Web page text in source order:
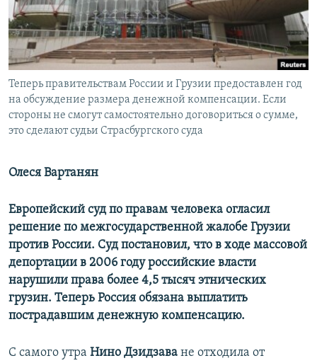
ПОБЕДИТЕЛЕЙ НЕ СУДЯТ?
КРЫМ.НЕПОКОРЕННЫЙ
ELIFBE
УКРАИНСКАЯ ПРОБЛЕМА КРЫМА
ПРИСОЕДИНЯЙТЕСЬ!
Все сайты RFE/RL
Теперь правительствам России и Грузии предоставлен год
на обсуждение размера денежной компенсации. Если
стороны не смогут самостоятельно договориться о сумме,
это сделают судьи Страсбургского суда
Олеся Вартанян
Европейский суд по правам человека огласил
решение по межгосударственной жалобе Грузии
против России. Суд постановил, что в ходе массовой
депортации в 2006 году российские власти
нарушили права более 4,5 тысяч этнических
грузин. Теперь Россия обязана выплатить
пострадавшим денежную компенсацию.
С самого утра Нино Дзидзава не отходила от